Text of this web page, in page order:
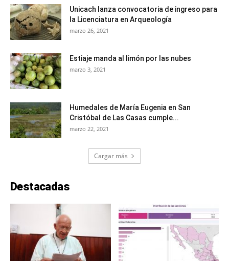
Unicach lanza convocatoria de ingreso para
la Licenciatura en Arqueología
marzo 26, 2021
Estiaje manda al limón por las nubes
marzo 3, 2021
Humedales de María Eugenia en San
Cristóbal de Las Casas cumple...
marzo 22, 2021
Cargar más
Destacadas